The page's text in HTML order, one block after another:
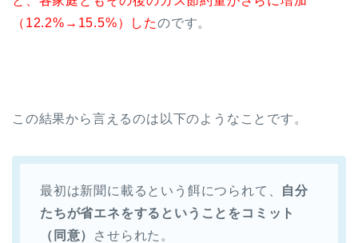
（12.2%→15.5%）したのです。
この結果から言えるのは以下のようなことです。
最初は新聞に載るという餌につられて、 自分
たちが省エネをするということをコミット
（同意）
させられた。